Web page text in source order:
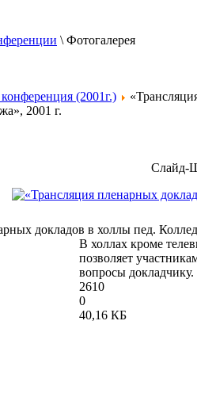
\ Фотогалерея
(2001г.)
2001 г.
Слайд-
докладов в холлы пед.
В холлах кроме
позволяет
вопросы
2610
0
40,16 КБ